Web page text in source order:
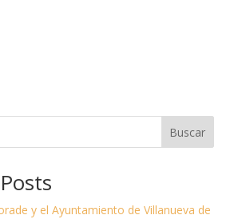
Buscar
y el Ayuntamiento de Villanueva de